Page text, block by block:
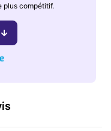
plus compétitif.